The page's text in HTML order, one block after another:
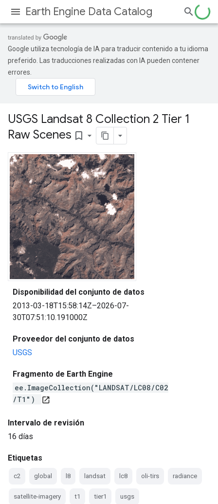
Earth Engine Data Catalog
Google utiliza tecnología de IA para traducir contenido a tu idioma
preferido. Las traducciones realizadas con IA pueden contener
errores.
USGS Landsat 8 Collection 2 Tier 1
Raw Scenes bookmark_border
Disponibilidad del conjunto de datos
2013-03-18T15:58:14Z–2026-07-
30T07:51:10.191000Z
Proveedor del conjunto de datos
USGS
Fragmento de Earth Engine
ee.ImageCollection("LANDSAT/LC08/C02
/T1")
open_in_new
Intervalo de revisión
16 días
Etiquetas
c2 global l8 landsat lc8 oli-tirs radiance
satellite-imagery t1 tier1 usgs